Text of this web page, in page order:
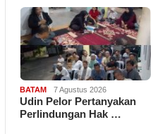
BATAM 7 Agustus 2026
Udin Pelor Pertanyakan
Perlindungan Hak …